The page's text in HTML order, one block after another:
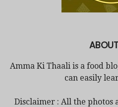
Amma Ki Thaali is a food
can easily
Disclaimer : All the